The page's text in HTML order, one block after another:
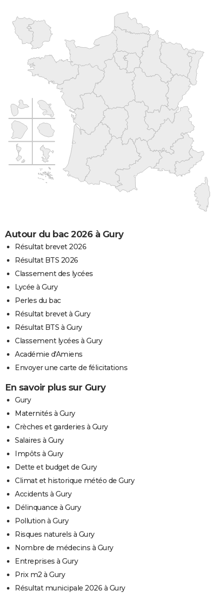
Autour du bac 2026 à Gury
Résultat brevet 2026
Résultat BTS 2026
Classement des lycées
Lycée à Gury
Perles du bac
Résultat brevet à Gury
Résultat BTS à Gury
Classement lycées à Gury
Académie d'Amiens
Envoyer une carte de félicitations
En savoir plus sur Gury
Gury
Maternités à Gury
Crèches et garderies à Gury
Salaires à Gury
Impôts à Gury
Dette et budget de Gury
Climat et historique météo de Gury
Accidents à Gury
Délinquance à Gury
Pollution à Gury
Risques naturels à Gury
Nombre de médecins à Gury
Entreprises à Gury
Prix m2 à Gury
Résultat municipale 2026 à Gury